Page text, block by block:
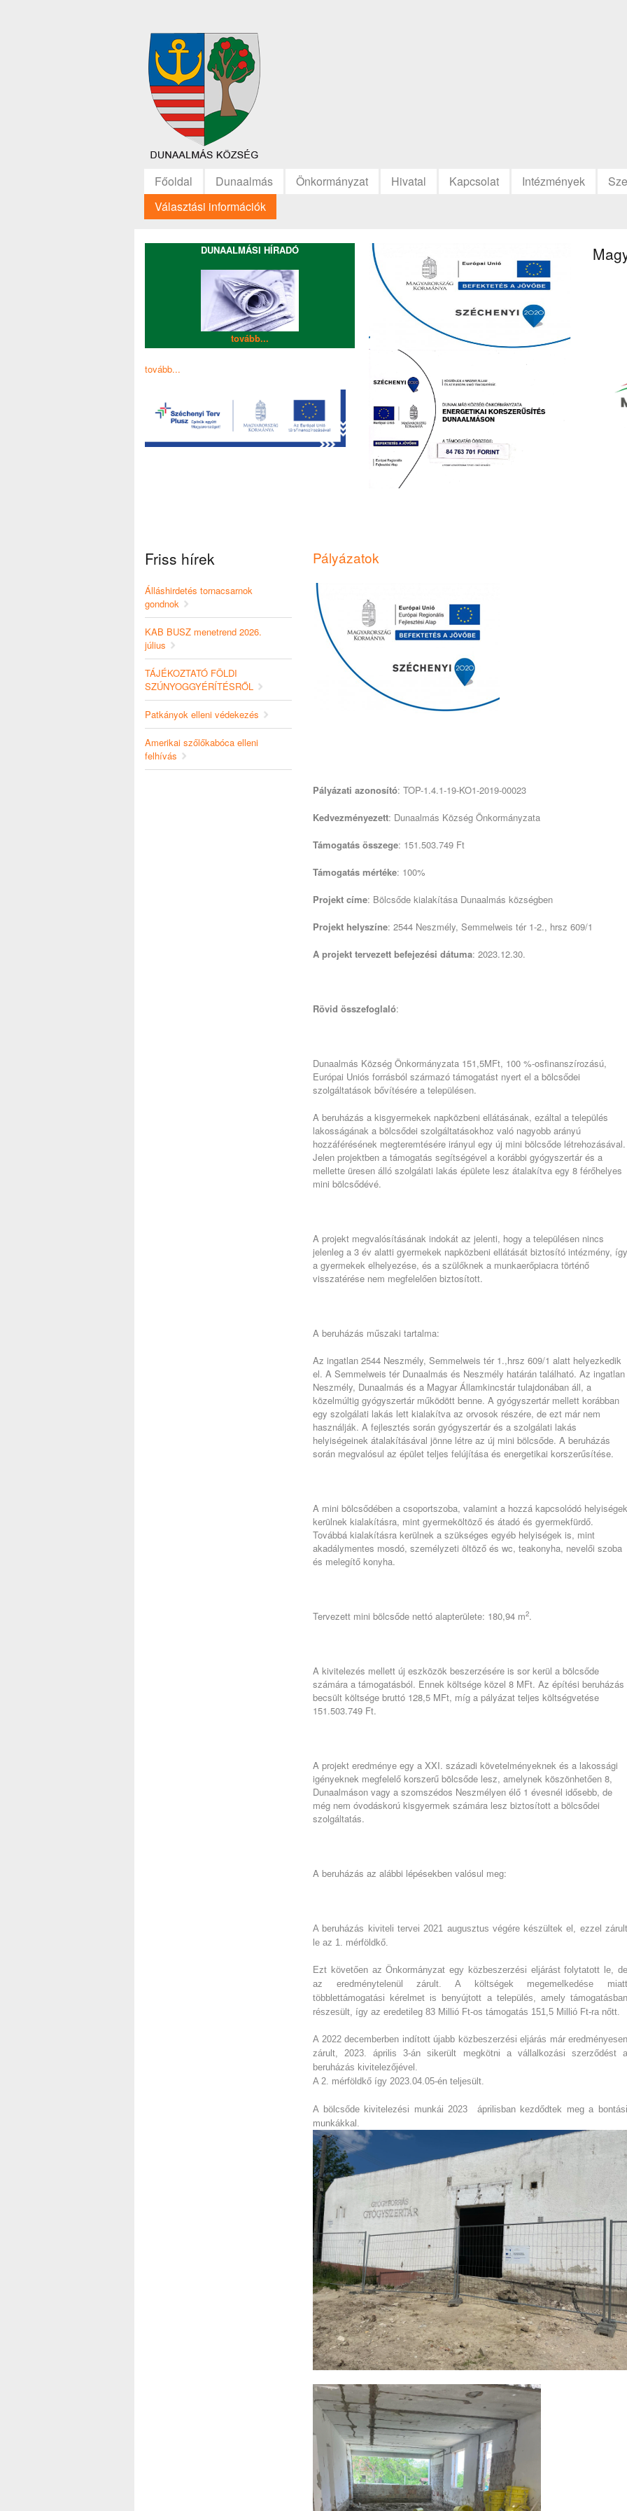
Főoldal Dunaalmás Önkormányzat Hivatal Kapcsolat Intézmények
Választási információk
DUNAALMÁSI HÍRADÓ
tovább...
tovább...
Friss hírek
Álláshirdetés tornacsarnok
gondnok
KAB BUSZ menetrend 2026.
július
TÁJÉKOZTATÓ FÖLDI
SZÚNYOGGYÉRÍTÉSRŐL
Patkányok elleni védekezés
Amerikai szőlőkabóca elleni
felhívás
Pályázatok
Pályázati azonosító: TOP-1.4.1-19-KO1-2019-00023
Kedvezményezett: Dunaalmás Község Önkormányzata
Támogatás összege: 151.503.749 Ft
Támogatás mértéke: 100%
Projekt címe: Bölcsőde kialakítása Dunaalmás községben
Projekt helyszíne: 2544 Neszmély, Semmelweis tér 1-2., hrsz 609/1
A projekt tervezett befejezési dátuma: 2023.12.30.
Rövid összefoglaló:
Dunaalmás Község Önkormányzata 151,5MFt, 100 %-osfinanszírozású,
Európai Uniós forrásból származó támogatást nyert el a bölcsődei
szolgáltatások bővítésére a településen.
A beruházás a kisgyermekek napközbeni ellátásának, ezáltal a település
lakosságának a bölcsődei szolgáltatásokhoz való nagyobb arányú
hozzáférésének megteremtésére irányul egy új mini bölcsőde létrehozásával.
Jelen projektben a támogatás segítségével a korábbi gyógyszertár és a
mellette üresen álló szolgálati lakás épülete lesz átalakítva egy 8 férőhelyes
mini bölcsődévé.
A projekt megvalósításának indokát az jelenti, hogy a településen nincs
jelenleg a 3 év alatti gyermekek napközbeni ellátását biztosító intézmény, így
a gyermekek elhelyezése, és a szülőknek a munkaerőpiacra történő
visszatérése nem megfelelően biztosított.
A beruházás műszaki tartalma:
Az ingatlan 2544 Neszmély, Semmelweis tér 1.,hrsz 609/1 alatt helyezkedik
el. A Semmelweis tér Dunaalmás és Neszmély határán található. Az ingatlan
Neszmély, Dunaalmás és a Magyar Államkincstár tulajdonában áll, a
közelmúltig gyógyszertár működött benne. A gyógyszertár mellett korábban
egy szolgálati lakás lett kialakítva az orvosok részére, de ezt már nem
használják. A fejlesztés során gyógyszertár és a szolgálati lakás
helyiségeinek átalakításával jönne létre az új mini bölcsőde. A beruházás
során megvalósul az épület teljes felújítása és energetikai korszerűsítése.
A mini bölcsődében a csoportszoba, valamint a hozzá kapcsolódó helyiségek
kerülnek kialakításra, mint gyermeköltöző és átadó és gyermekfürdő.
Továbbá kialakításra kerülnek a szükséges egyéb helyiségek is, mint
akadálymentes mosdó, személyzeti öltöző és wc, teakonyha, nevelői szoba
és melegítő konyha.
Tervezett mini bölcsőde nettó alapterülete: 180,94 m2.
A kivitelezés mellett új eszközök beszerzésére is sor kerül a bölcsőde
számára a támogatásból. Ennek költsége közel 8 MFt. Az építési beruházás
becsült költsége bruttó 128,5 MFt, míg a pályázat teljes költségvetése
151.503.749 Ft.
A projekt eredménye egy a XXI. századi követelményeknek és a lakossági
igényeknek megfelelő korszerű bölcsőde lesz, amelynek köszönhetően 8,
Dunaalmáson vagy a szomszédos Neszmélyen élő 1 évesnél idősebb, de
még nem óvodáskorú kisgyermek számára lesz biztosított a bölcsődei
szolgáltatás.
A beruházás az alábbi lépésekben valósul meg:
A beruházás kiviteli tervei 2021 augusztus végére készültek el, ezzel zárult
le az 1. mérföldkő.
Ezt követően az Önkormányzat egy közbeszerzési eljárást folytatott le, de
az eredménytelenül zárult. A költségek megemelkedése miatt
többlettámogatási kérelmet is benyújtott a település, amely támogatásban
részesült, így az eredetileg 83 Millió Ft-os támogatás 151,5 Millió Ft-ra nőtt.
A 2022 decemberben indított újabb közbeszerzési eljárás már eredményesen
zárult, 2023. április 3-án sikerült megkötni a vállalkozási szerződést a
beruházás kivitelezőjével.
A 2. mérföldkő így 2023.04.05-én teljesült.
A bölcsőde kivitelezési munkái 2023 áprilisban kezdődtek meg a bontási
munkákkal.